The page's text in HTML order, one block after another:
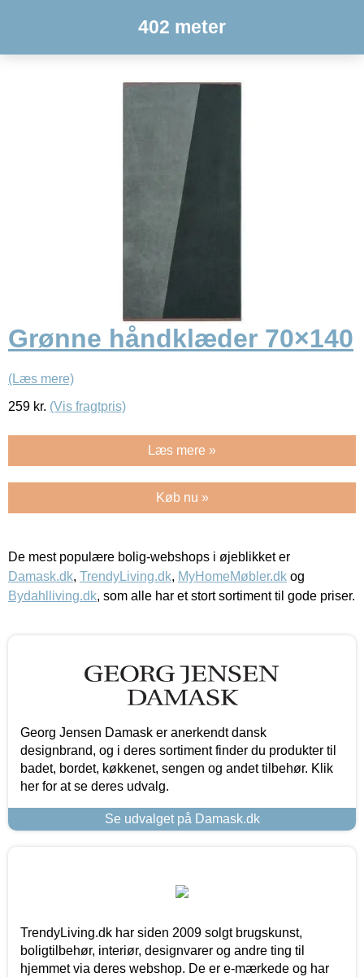
402 meter
Grønne håndklæder 70×140
(Læs mere)
259 kr. (Vis fragtpris)
Læs mere »
Køb nu »
De mest populære bolig-webshops i øjeblikket er
Damask.dk, TrendyLiving.dk, MyHomeMøbler.dk og
Bydahlliving.dk, som alle har et stort sortiment til gode priser.
Georg Jensen Damask er anerkendt dansk
designbrand, og i deres sortiment finder du produkter til
badet, bordet, køkkenet, sengen og andet tilbehør. Klik
her for at se deres udvalg.
Se udvalget på Damask.dk
TrendyLiving.dk har siden 2009 solgt brugskunst,
boligtilbehør, interiør, designvarer og andre ting til
hjemmet via deres webshop. De er e-mærkede og har